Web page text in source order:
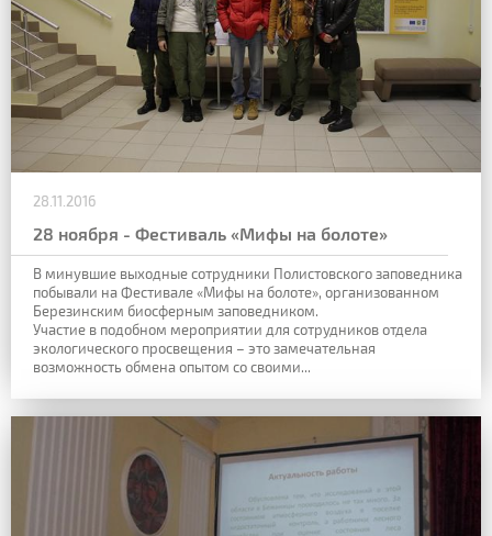
28.11.2016
28 ноября - Фестиваль «Мифы на болоте»
В минувшие выходные сотрудники Полистовского заповедника
побывали на Фестивале «Мифы на болоте», организованном
Березинским биосферным заповедником.
Участие в подобном мероприятии для сотрудников отдела
экологического просвещения – это замечательная
возможность обмена опытом со своими...